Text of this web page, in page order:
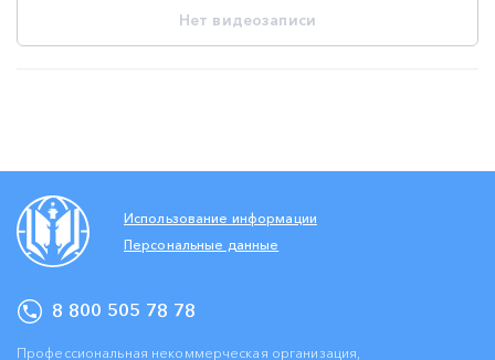
Нет видеозаписи
Использование информации
Персональные данные
8 800 505 78 78
Профессиональная некоммерческая организация,